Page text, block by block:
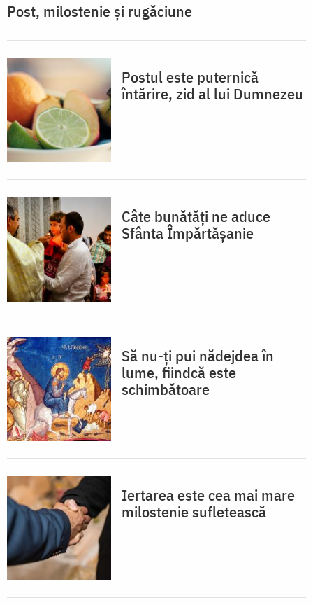
Post, milostenie și rugăciune
Postul este puternică
întărire, zid al lui Dumnezeu
Câte bunătăți ne aduce
Sfânta Împărtășanie
Să nu-ți pui nădejdea în
lume, fiindcă este
schimbătoare
Iertarea este cea mai mare
milostenie sufletească